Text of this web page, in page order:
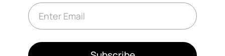
E
m
a
*